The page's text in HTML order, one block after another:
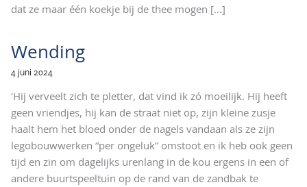
dat ze maar één koekje bij de thee mogen […]
Wending
4 juni 2024
‘Hij verveelt zich te pletter, dat vind ik zó moeilijk. Hij heeft
geen vriendjes, hij kan de straat niet op, zijn kleine zusje
haalt hem het bloed onder de nagels vandaan als ze zijn
legobouwwerken “per ongeluk” omstoot en ik heb ook geen
tijd en zin om dagelijks urenlang in de kou ergens in een of
andere buurtspeeltuin op de rand van de zandbak te